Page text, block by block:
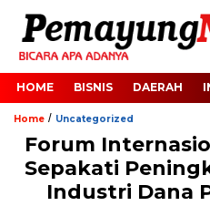
HOME BISNIS DAERAH
Home / Uncategorized
Forum
Sepakati
Industri Dana